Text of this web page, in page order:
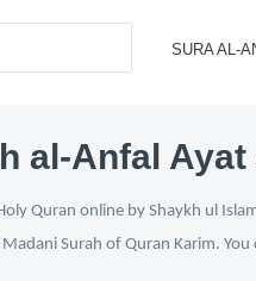
SURA AL-
al-Anfal
Quran online by Shaykh ul
Surah of Quran Karim.